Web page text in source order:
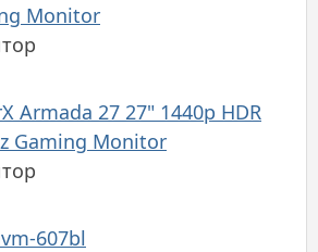
Monitor
Armada 27 27" 1440p HDR
Gaming Monitor
607bl